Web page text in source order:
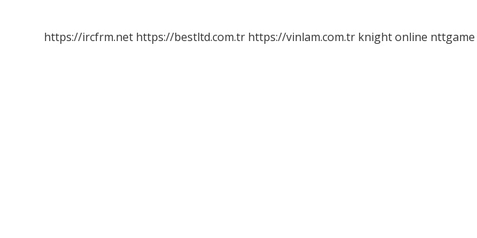
https://ircfrm.net https://bestltd.com.tr https://vinlam.com.tr knight online nttgame